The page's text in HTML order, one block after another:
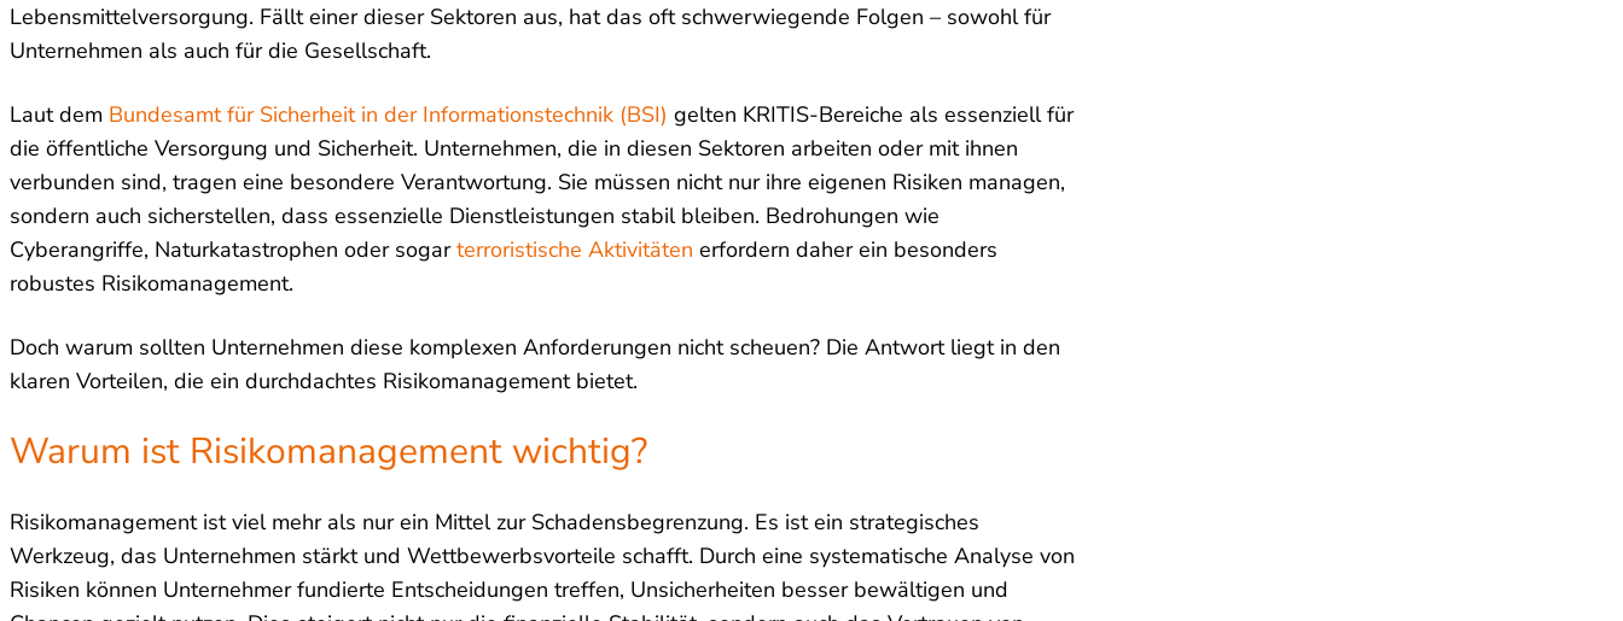
Lebensmittelversorgung. Fällt einer dieser Sektoren aus, hat das oft schwerwiegende Folgen – sowohl für
Unternehmen als auch für die Gesellschaft.
Laut dem Bundesamt für Sicherheit in der Informationstechnik (BSI) gelten KRITIS-Bereiche als essenziell für
die öffentliche Versorgung und Sicherheit. Unternehmen, die in diesen Sektoren arbeiten oder mit ihnen
verbunden sind, tragen eine besondere Verantwortung. Sie müssen nicht nur ihre eigenen Risiken managen,
sondern auch sicherstellen, dass essenzielle Dienstleistungen stabil bleiben. Bedrohungen wie
Cyberangriffe, Naturkatastrophen oder sogarterroristische Aktivitäten erfordern daher ein besonders
robustes Risikomanagement.
Doch warum sollten Unternehmen diese komplexen Anforderungen nicht scheuen? Die Antwort liegt in den
klaren Vorteilen, die ein durchdachtes Risikomanagement bietet.
Warum ist Risikomanagement wichtig?
Risikomanagement ist viel mehr als nur ein Mittel zur Schadensbegrenzung. Es ist ein strategisches
Werkzeug, das Unternehmen stärkt und Wettbewerbsvorteile schafft. Durch eine systematische Analyse von
Risiken können Unternehmer fundierte Entscheidungen treffen, Unsicherheiten besser bewältigen und